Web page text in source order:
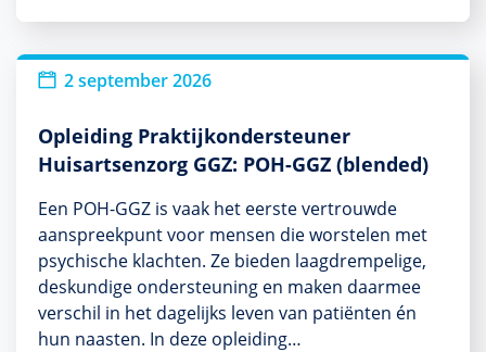
2 september 2026
Opleiding Praktijkondersteuner
Huisartsenzorg GGZ: POH-GGZ (blended)
Een POH-GGZ is vaak het eerste vertrouwde
aanspreekpunt voor mensen die worstelen met
psychische klachten. Ze bieden laagdrempelige,
deskundige ondersteuning en maken daarmee
verschil in het dagelijks leven van patiënten én
hun naasten. In deze opleiding…